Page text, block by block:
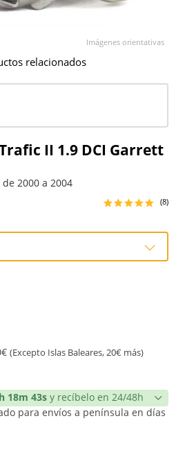
II 1.9 DCI Garrett
2000 a 2004
(8)
(Excepto Islas Baleares, 20€ más)
18m 43s y recíbelo en 24/48h
para envíos a península en días
Imágenes orientativas
relacionados